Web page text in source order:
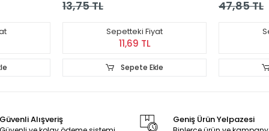
13,75 TL
Sepetteki Fiyat
11,69 TL
Sepete Ekle
47,85 TL
Güvenli Alışveriş Geniş Ürün Yelpazesi